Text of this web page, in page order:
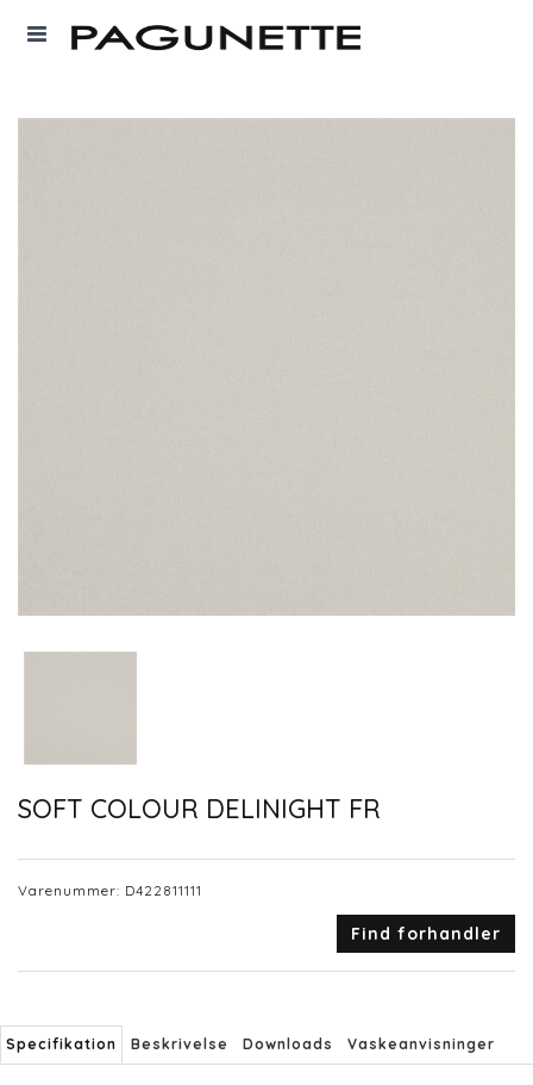
SOFT COLOUR DELINIGHT FR
Varenummer: D422811111
Find forhandler
Specifikation Beskrivelse Downloads Vaskeanvisninger